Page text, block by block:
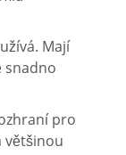
Mají
snadno
pro
většinou